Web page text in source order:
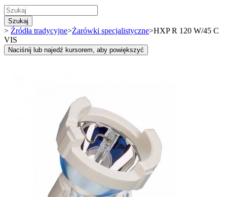
Szukaj
> Źródła tradycyjne>Żarówki specjalistyczne>HXP R 120 W/45 C
VIS
Naciśnij lub najedź kursorem, aby powiększyć